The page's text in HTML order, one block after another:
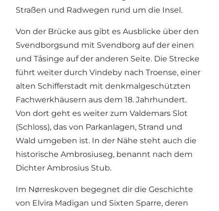
Straßen und Radwegen rund um die Insel.
Von der Brücke aus gibt es Ausblicke über den
Svendborgsund mit Svendborg auf der einen
und Tåsinge auf der anderen Seite. Die Strecke
führt weiter durch Vindeby nach Troense, einer
alten Schifferstadt mit denkmalgeschützten
Fachwerkhäusern aus dem 18. Jahrhundert.
Von dort geht es weiter zum Valdemars Slot
(Schloss), das von Parkanlagen, Strand und
Wald umgeben ist. In der Nähe steht auch die
historische Ambrosiuseg, benannt nach dem
Dichter Ambrosius Stub.
Im Nørreskoven begegnet dir die Geschichte
von Elvira Madigan und Sixten Sparre, deren